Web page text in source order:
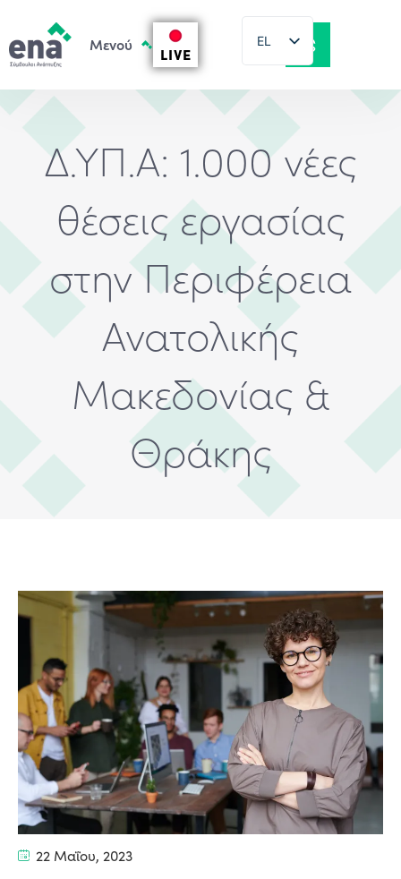
LIVE
EL
EN
Δ.ΥΠ.Α: 1.000 νέες
θέσεις εργασίας
στην Περιφέρεια
Ανατολικής
Μακεδονίας &
Θράκης
22 Μαΐου, 2023